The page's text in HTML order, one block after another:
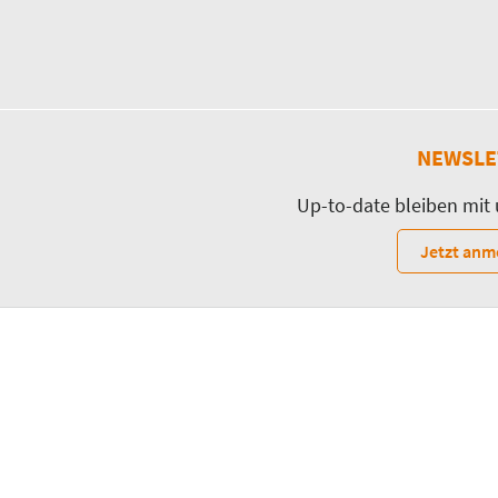
Up-to-date bleiben mit
Jetzt